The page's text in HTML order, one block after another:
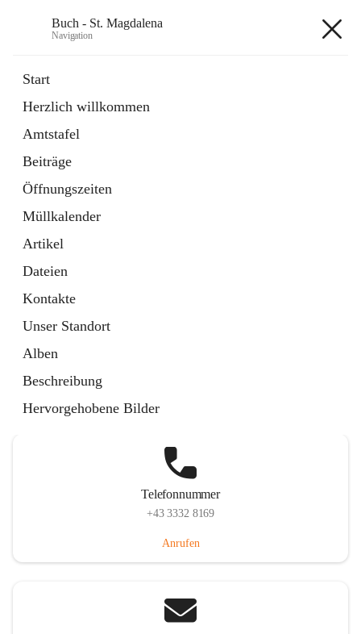
Buch - St. Magdalena
Navigation
Start
Herzlich willkommen
Amtstafel
Beiträge
Öffnungszeiten
Müllkalender
Artikel
Dateien
Kontakte
Unser Standort
Alben
Beschreibung
Hervorgehobene Bilder
11 Schnellzugriffe
Bürgerservice
10 Schnellzugriffe
Telefonnummer
+43 3332 8169
Anrufen